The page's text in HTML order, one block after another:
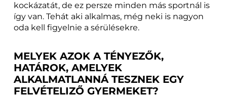
kockázatát, de ez persze minden más sportnál is
így van. Tehát aki alkalmas, még neki is nagyon
oda kell figyelnie a sérülésekre.
MELYEK AZOK A TÉNYEZŐK,
HATÁROK, AMELYEK
ALKALMATLANNÁ TESZNEK EGY
FELVÉTELIZŐ GYERMEKET?